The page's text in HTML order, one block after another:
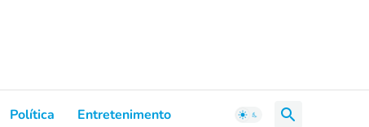
Política Entretenimento